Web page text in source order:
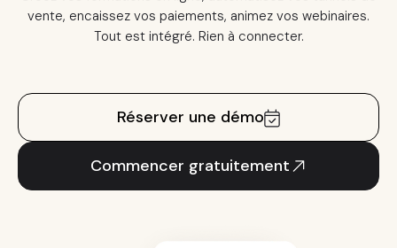
vente, encaissez vos paiements, animez vos webinaires.
Tout est intégré. Rien à connecter.
Réserver une démo
Commencer gratuitement